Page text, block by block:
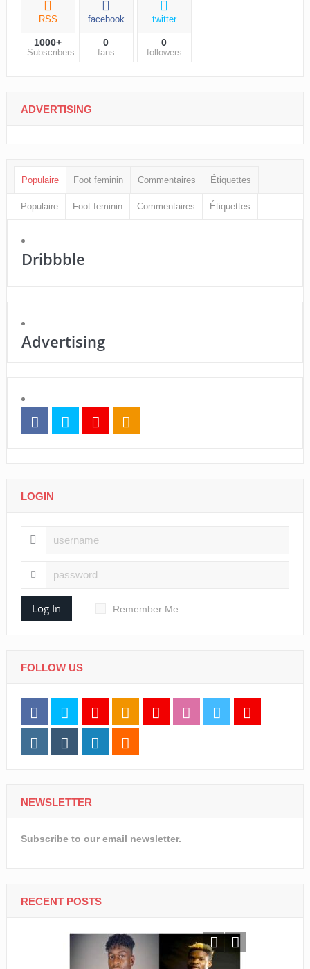
RSS
1000+
Subscribers
facebook
0
fans
twitter
0
followers
ADVERTISING
Populaire Foot feminin Commentaires Étiquettes
Populaire Foot feminin Commentaires Étiquettes
Dribbble
Advertising
LOGIN
Log In Remember Me
FOLLOW US
NEWSLETTER
Subscribe to our email newsletter.
RECENT POSTS